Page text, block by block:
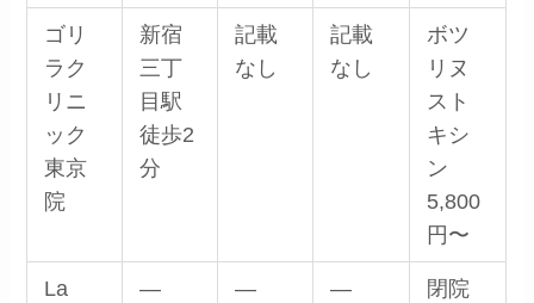
ゴリ
ラク
リニ
ック
東京
院
新宿
三丁
目駅
徒歩2
分
記載
なし
記載
なし
ボツ
リヌ
スト
キシ
ン
5,800
円〜
La
— — —
閉院